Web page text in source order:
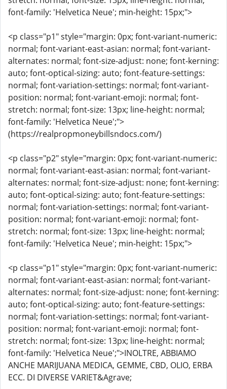
font-family: 'Helvetica Neue'; min-height: 15px;">
<p class="p1" style="margin: 0px; font-variant-numeric:
normal; font-variant-east-asian: normal; font-variant-
alternates: normal; font-size-adjust: none; font-kerning:
auto; font-optical-sizing: auto; font-feature-settings:
normal; font-variation-settings: normal; font-variant-
position: normal; font-variant-emoji: normal; font-
stretch: normal; font-size: 13px; line-height: normal;
font-family: 'Helvetica Neue';">
(https://realpropmoneybillsndocs.com/)
<p class="p2" style="margin: 0px; font-variant-numeric:
normal; font-variant-east-asian: normal; font-variant-
alternates: normal; font-size-adjust: none; font-kerning:
auto; font-optical-sizing: auto; font-feature-settings:
normal; font-variation-settings: normal; font-variant-
position: normal; font-variant-emoji: normal; font-
stretch: normal; font-size: 13px; line-height: normal;
font-family: 'Helvetica Neue'; min-height: 15px;">
<p class="p1" style="margin: 0px; font-variant-numeric:
normal; font-variant-east-asian: normal; font-variant-
alternates: normal; font-size-adjust: none; font-kerning:
auto; font-optical-sizing: auto; font-feature-settings:
normal; font-variation-settings: normal; font-variant-
position: normal; font-variant-emoji: normal; font-
stretch: normal; font-size: 13px; line-height: normal;
font-family: 'Helvetica Neue';">INOLTRE, ABBIAMO
ANCHE MARIJUANA MEDICA, GEMME, CBD, OLIO, ERBA
ECC. DI DIVERSE VARIET&Agrave;